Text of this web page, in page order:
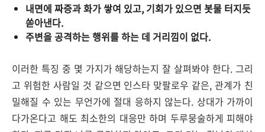
내면에 짜증과 화가 쌓여 있고, 기회가 있으면 봇물 터지듯
쏟아낸다.
주변을 공격하는 행위를 하는 데 거리낌이 없다.
이러한 특징 중 몇 가지가 해당하는지 잘 살펴봐야 한다. 그리
고 위험한 사람일 것 같으면 인스타 맞팔로우 같은, 관계가 친
밀해질 수 있는 무언가에 절대 응하지 않는다. 상대가 가까이
다가온다고 해도 최소한의 대응만 하며 두루뭉술하게 피해야